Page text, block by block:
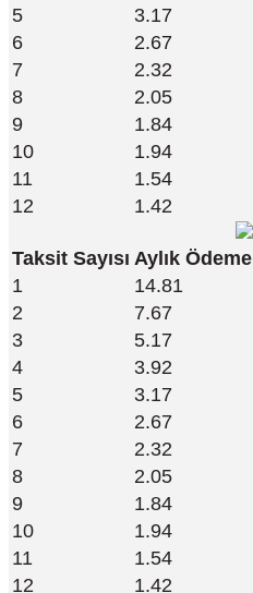
5
3.17
6
2.67
7
2.32
8
2.05
9
1.84
10
1.94
11
1.54
12
1.42
Taksit Sayısı Aylık Ödeme
1
14.81
2
7.67
3
5.17
4
3.92
5
3.17
6
2.67
7
2.32
8
2.05
9
1.84
10
1.94
11
1.54
12
1.42